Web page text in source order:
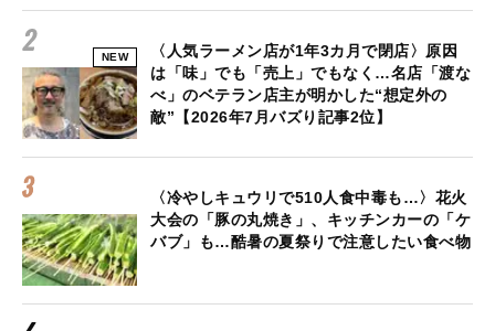
NEW
〈人気ラーメン店が1年3カ月で閉店〉原因
は「味」でも「売上」でもなく…名店「渡な
べ」のベテラン店主が明かした“想定外の
敵”【2026年7月バズり記事2位】
〈冷やしキュウリで510人食中毒も…〉花火
大会の「豚の丸焼き」、キッチンカーの「ケ
バブ」も…酷暑の夏祭りで注意したい食べ物